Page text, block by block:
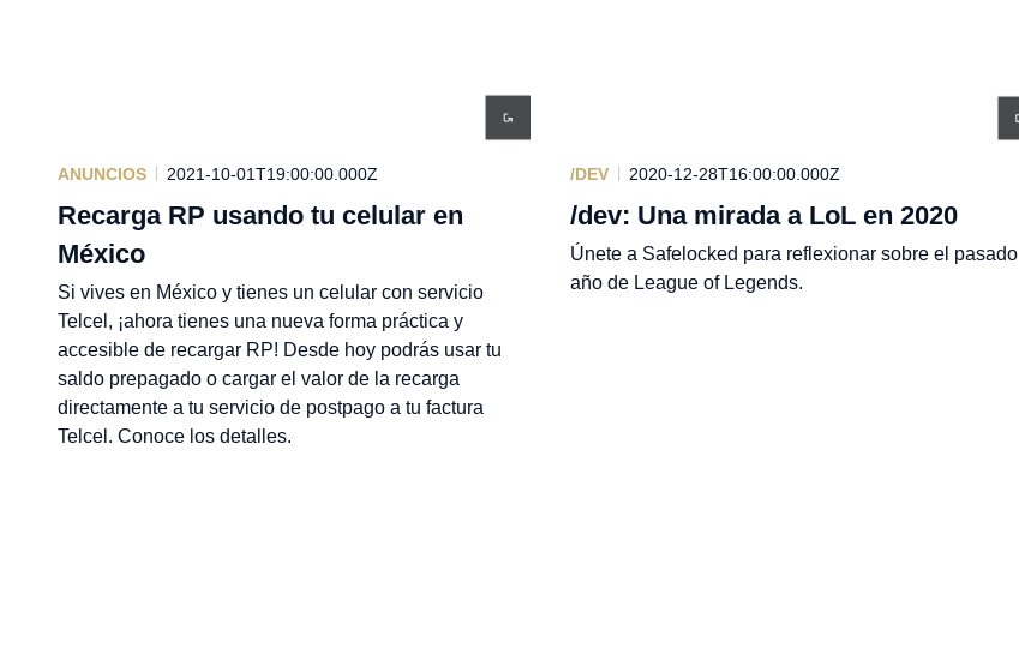
ANUNCIOS 2021-10-01T19:00:00.000Z
Recarga RP usando tu celular en
México
Si vives en México y tienes un celular con servicio
Telcel, ¡ahora tienes una nueva forma práctica y
accesible de recargar RP! Desde hoy podrás usar tu
saldo prepagado o cargar el valor de la recarga
directamente a tu servicio de postpago a tu factura
Telcel. Conoce los detalles.
/DEV 2020-12-28T16:00:00.000Z
/dev: Una mirada a LoL en 2020
Únete a Safelocked para reflexionar sobre el pasado
año de League of Legends.